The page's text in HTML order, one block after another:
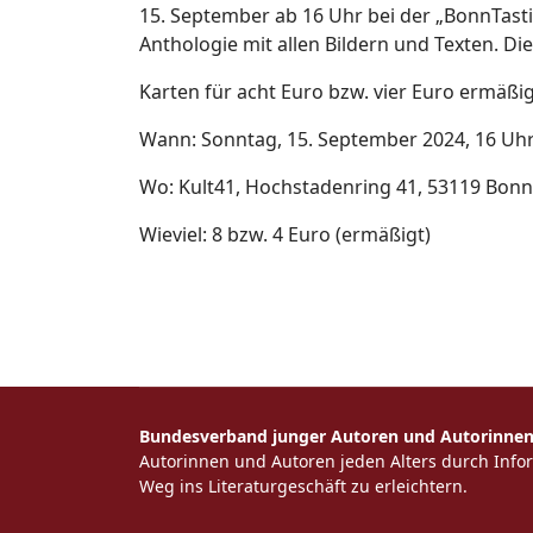
15. September ab 16 Uhr bei der
Anthologie mit allen Bildern und Texten.
Karten für acht Euro bzw. vier Euro
Wann: Sonntag, 15. September 2024, 16
Wo: Kult41, Hochstadenring 41, 53119 Bonn
Wieviel: 8 bzw. 4 Euro (ermäßigt)
Bundesverband junger Autoren und Autorinnen
Autorinnen und Autoren jeden Alters durch
Weg ins Literaturgeschäft zu erleichtern.